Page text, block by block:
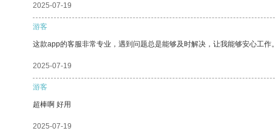
2025-07-19
游客
这款app的客服非常专业，遇到问题总是能够及时解决，让我能够安心工作。
2025-07-19
游客
超棒啊 好用
2025-07-19